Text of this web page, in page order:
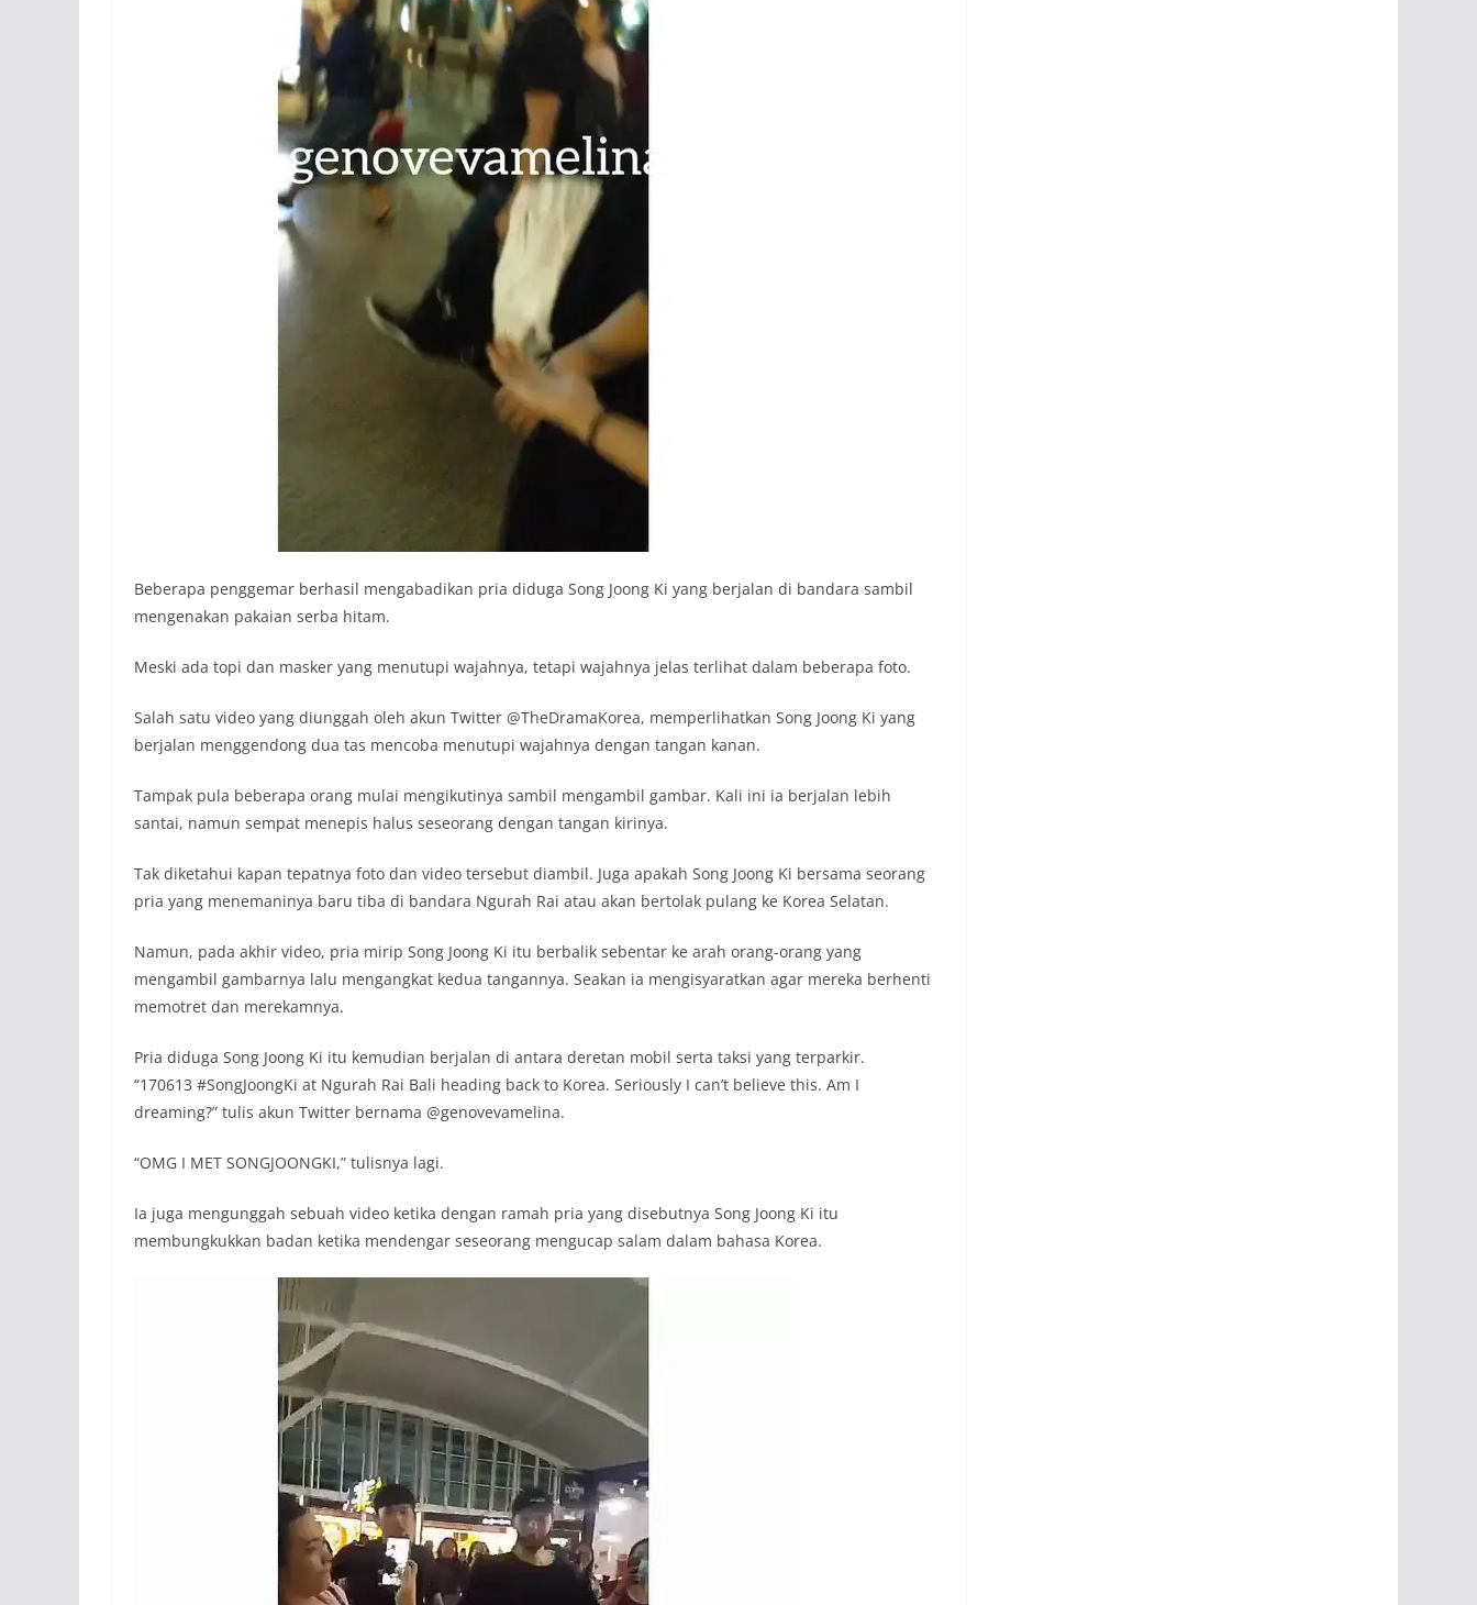
Beberapa penggemar berhasil mengabadikan pria diduga Song Joong Ki yang berjalan di bandara sambil
mengenakan pakaian serba hitam.
Meski ada topi dan masker yang menutupi wajahnya, tetapi wajahnya jelas terlihat dalam beberapa foto.
Salah satu video yang diunggah oleh akun Twitter @TheDramaKorea, memperlihatkan Song Joong Ki yang
berjalan menggendong dua tas mencoba menutupi wajahnya dengan tangan kanan.
Tampak pula beberapa orang mulai mengikutinya sambil mengambil gambar. Kali ini ia berjalan lebih
santai, namun sempat menepis halus seseorang dengan tangan kirinya.
Tak diketahui kapan tepatnya foto dan video tersebut diambil. Juga apakah Song Joong Ki bersama seorang
pria yang menemaninya baru tiba di bandara Ngurah Rai atau akan bertolak pulang ke Korea Selatan.
Namun, pada akhir video, pria mirip Song Joong Ki itu berbalik sebentar ke arah orang-orang yang
mengambil gambarnya lalu mengangkat kedua tangannya. Seakan ia mengisyaratkan agar mereka berhenti
memotret dan merekamnya.
Pria diduga Song Joong Ki itu kemudian berjalan di antara deretan mobil serta taksi yang terparkir.
“170613 #SongJoongKi at Ngurah Rai Bali heading back to Korea. Seriously I can’t believe this. Am I
dreaming?” tulis akun Twitter bernama @genovevamelina.
“OMG I MET SONGJOONGKI,” tulisnya lagi.
Ia juga mengunggah sebuah video ketika dengan ramah pria yang disebutnya Song Joong Ki itu
membungkukkan badan ketika mendengar seseorang mengucap salam dalam bahasa Korea.